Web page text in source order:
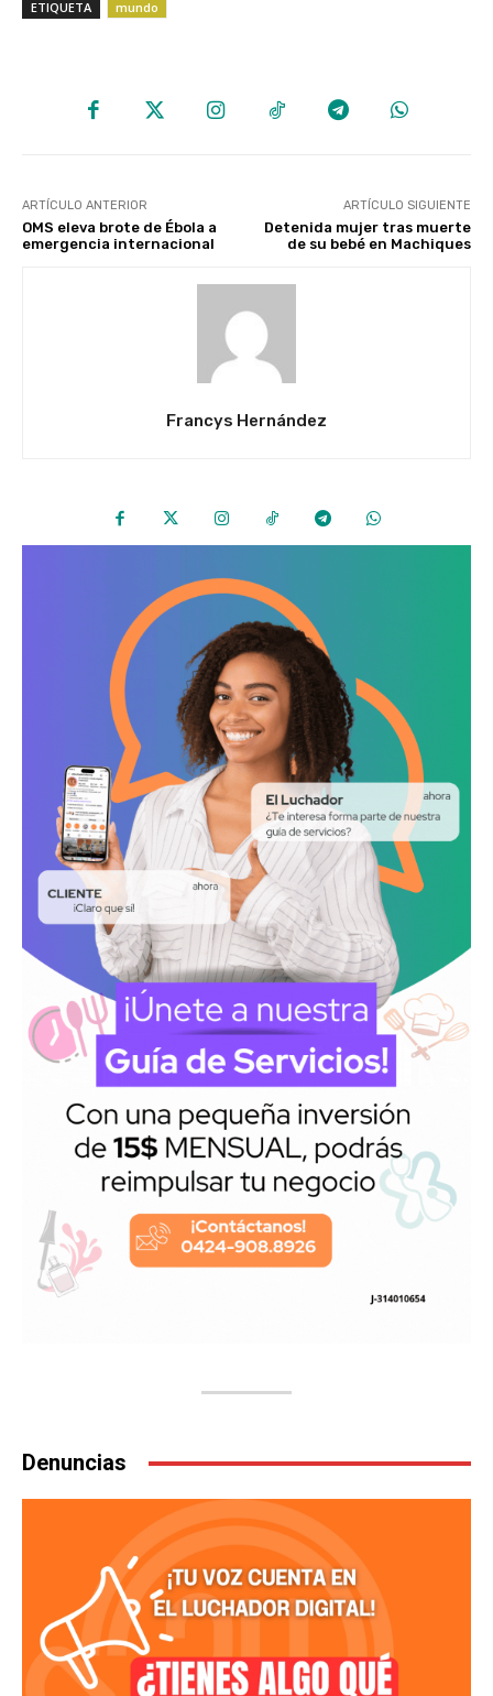
ETIQUETA mundo
ARTÍCULO ANTERIOR
OMS eleva brote de Ébola a
emergencia internacional
ARTÍCULO SIGUIENTE
Detenida mujer tras muerte
de su bebé en Machiques
Francys Hernández
Denuncias